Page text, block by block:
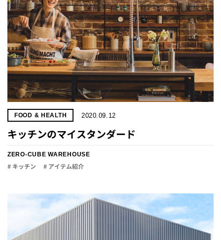
FOOD & HEALTH 2020.09.12
キッチンのマイスタンダード
ZERO-CUBE WAREHOUSE
# キッチン # アイテム紹介